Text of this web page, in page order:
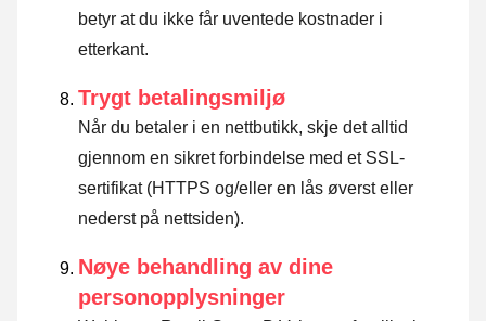
betyr at du ikke får uventede kostnader i
etterkant.
Trygt betalingsmiljø
Når du betaler i en nettbutikk, skje det alltid
gjennom en sikret forbindelse med et SSL-
sertifikat (HTTPS og/eller en lås øverst eller
nederst på nettsiden).
Nøye behandling av dine
personopplysninger